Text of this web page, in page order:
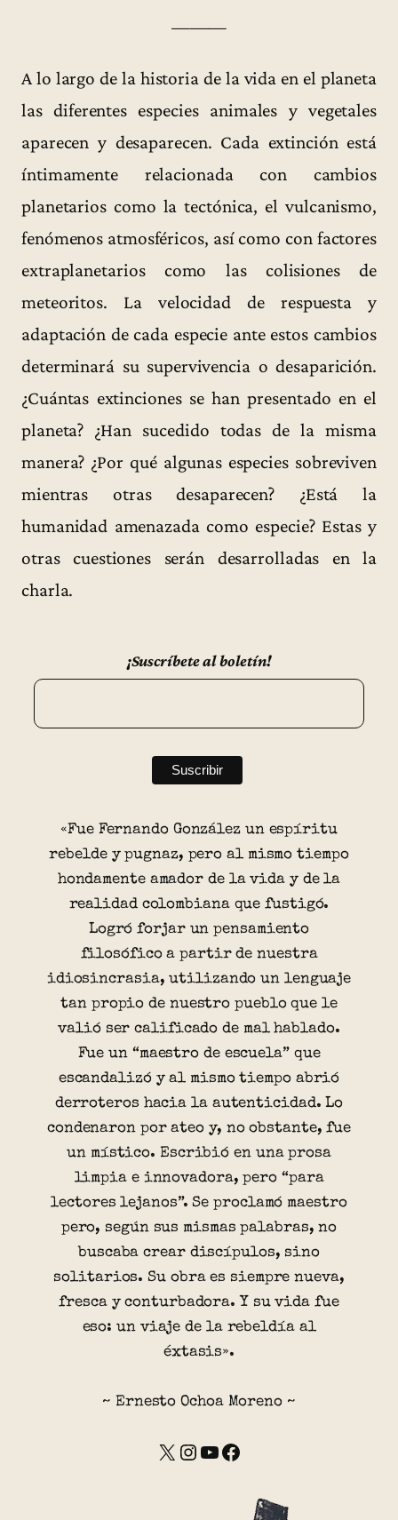
———
A lo largo de la historia de la vida en el planeta
las diferentes especies animales y vegetales
aparecen y desaparecen. Cada extinción está
íntimamente relacionada con cambios
planetarios como la tectónica, el vulcanismo,
fenómenos atmosféricos, así como con factores
extraplanetarios como las colisiones de
meteoritos. La velocidad de respuesta y
adaptación de cada especie ante estos cambios
determinará su supervivencia o desaparición.
¿Cuántas extinciones se han presentado en el
planeta? ¿Han sucedido todas de la misma
manera? ¿Por qué algunas especies sobreviven
mientras otras desaparecen? ¿Está la
humanidad amenazada como especie? Estas y
otras cuestiones serán desarrolladas en la
charla.
¡Suscríbete al boletín!
«Fue Fernando González un espíritu
rebelde y pugnaz, pero al mismo tiempo
hondamente amador de la vida y de la
realidad colombiana que fustigó.
Logró forjar un pensamiento
filosófico a partir de nuestra
idiosincrasia, utilizando un lenguaje
tan propio de nuestro pueblo que le
valió ser calificado de mal hablado.
Fue un “maestro de escuela” que
escandalizó y al mismo tiempo abrió
derroteros hacia la autenticidad. Lo
condenaron por ateo y, no obstante, fue
un místico. Escribió en una prosa
limpia e innovadora, pero “para
lectores lejanos”. Se proclamó maestro
pero, según sus mismas palabras, no
buscaba crear discípulos, sino
solitarios. Su obra es siempre nueva,
fresca y conturbadora. Y su vida fue
eso: un viaje de la rebeldía al
éxtasis».
~ Ernesto Ochoa Moreno ~
X Instagram YouTube Facebook